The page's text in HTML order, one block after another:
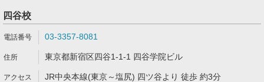
四谷校
03-3357-8081
東京都新宿区四谷1-1-1 四谷学院ビル
JR中央本線(東京～塩尻) 四ツ谷より 徒歩 約3分